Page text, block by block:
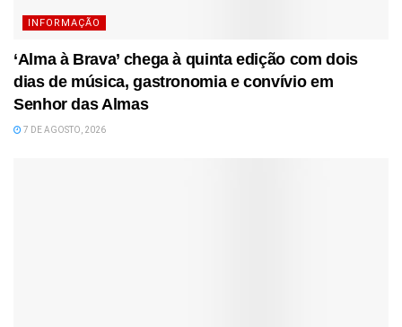
INFORMAÇÃO
‘Alma à Brava’ chega à quinta edição com dois
dias de música, gastronomia e convívio em
Senhor das Almas
7 DE AGOSTO, 2026